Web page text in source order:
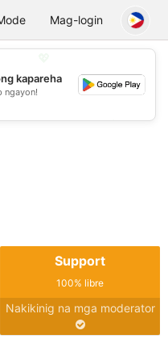
ChatMag-login
💕
kapareha
ngayon!
Support
100% libre
Nakikinig na mga moderator